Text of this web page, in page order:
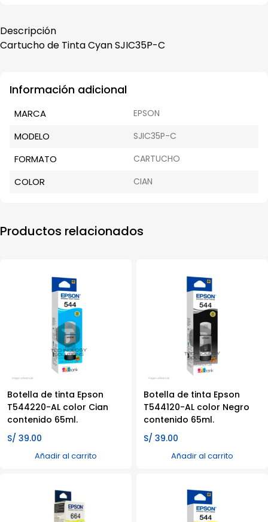
Descripción
Cartucho de Tinta Cyan SJIC35P-C
Información adicional
MARCA EPSON
MODELO SJIC35P-C
FORMATO CARTUCHO
COLOR CIAN
Productos relacionados
Botella de tinta Epson
T544220-AL color Cian
contenido 65ml.
S/ 39.00
Añadir al carrito
Botella de tinta Epson
T544120-AL color Negro
contenido 65ml.
S/ 39.00
Añadir al carrito